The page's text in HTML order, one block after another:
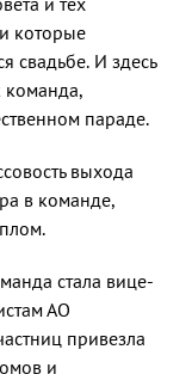
которые
свадьбе. И здесь
параде.
выхода
в команде,
стала вице-
АО
привезла
и